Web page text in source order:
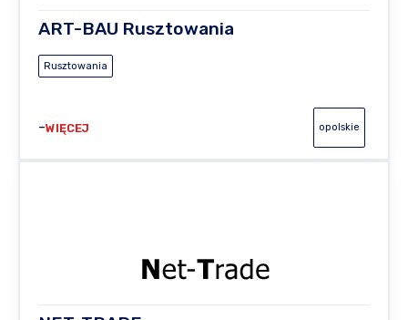
ART-BAU Rusztowania
Rusztowania
WIĘCEJ opolskie